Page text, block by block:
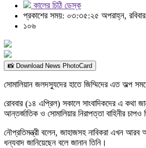
কালের চিঠি ডেস্ক
প্রকাশের সময়: ০৩:৩৫:২৫ অপরাহ্ন,
১০৬
📸 Download News PhotoCard
সোমালিয়ান জলদস্যুদের হাতে জিম্মিদের এত অল্প
রোববার (১৪ এপ্রিল) সকালে সাংবাদিকদের এ কথা
আন্তর্জাতিক ও সোমালিয়ার নিরাপত্তা বাহিনীর চাপও
নৌপ্রতিমন্ত্রী বলেন, জাহাজসহ নাবিকরা এখন আরব
ধন্যবাদ জানিয়েছেন বলে জানান তিনি।